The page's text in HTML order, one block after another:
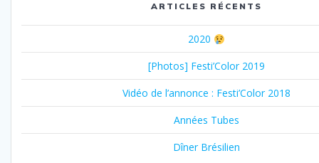
ARTICLES RÉCENTS
2020
[Photos] Festi’Color 2019
Vidéo de l’annonce : Festi’Color 2018
Années Tubes
Dîner Brésilien